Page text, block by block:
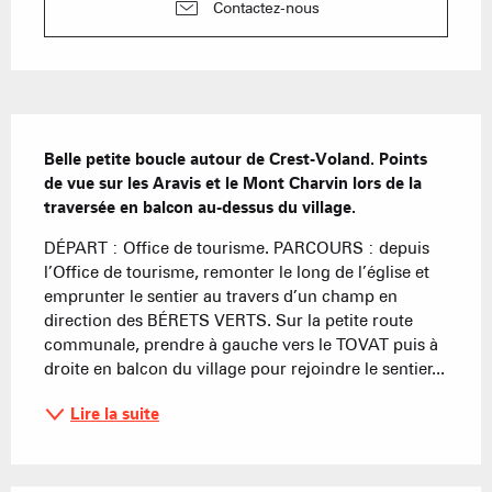
Contactez-nous
Belle petite boucle autour de Crest-Voland. Points
de vue sur les Aravis et le Mont Charvin lors de la
traversée en balcon au-dessus du village.
DÉPART : Office de tourisme. PARCOURS : depuis
l’Office de tourisme, remonter le long de l’église et
emprunter le sentier au travers d’un champ en
direction des BÉRETS VERTS. Sur la petite route
communale, prendre à gauche vers le TOVAT puis à
droite en balcon du village pour rejoindre le sentier...
Lire la suite